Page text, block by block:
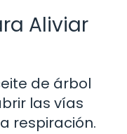
Aliviar
de árbol
las vías
respiración.